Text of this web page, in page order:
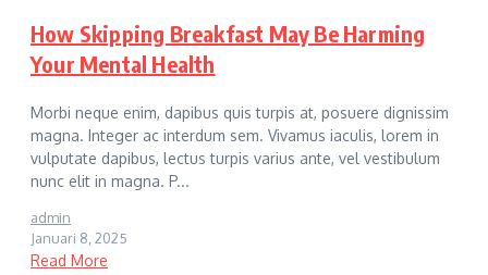
How Skipping Breakfast May Be Harming
Your Mental Health
Morbi neque enim, dapibus quis turpis at, posuere dignissim
magna. Integer ac interdum sem. Vivamus iaculis, lorem in
vulputate dapibus, lectus turpis varius ante, vel vestibulum
nunc elit in magna. P...
admin
Januari 8, 2025
Read More